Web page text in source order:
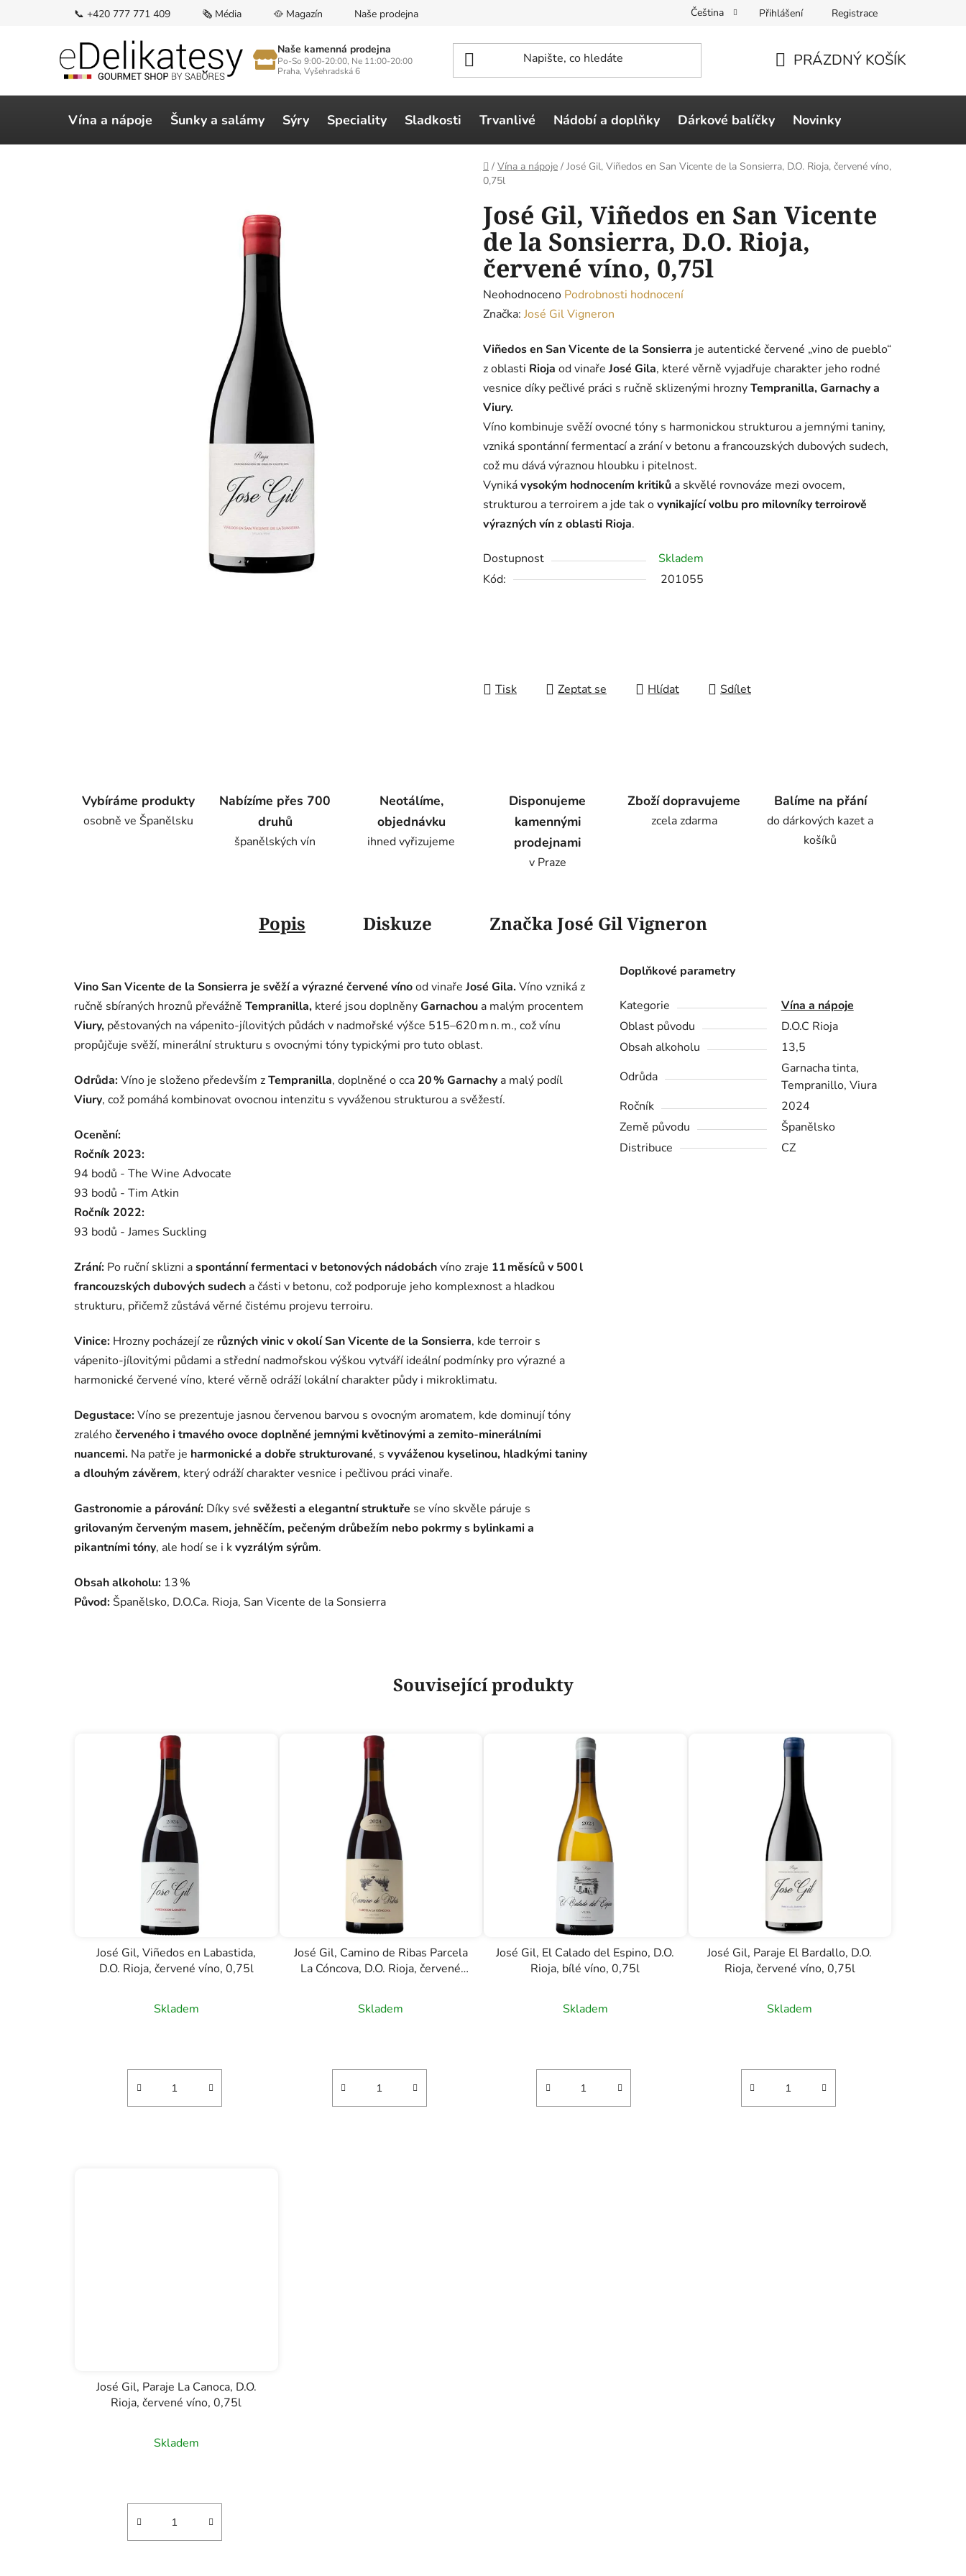
📞 +420 777 771 409 🗞️ Média 🥘 Magazín Naše prodejna Čeština Přihlášení Registrace
Naše kamenná prodejna
Po-So 9:00-20:00, Ne 11:00-20:00
Praha, Vyšehradská 6
KOŠÍK
PRÁZDNÝ KOŠÍK
Vína a nápoje Šunky a salámy Sýry Speciality Sladkosti Trvanlivé Nádobí a doplňky Dárkové balíčky Novinky
Domů
/ Vína a nápoje / José Gil, Viñedos en San Vicente de la Sonsierra, D.O. Rioja, červené víno,
0,75l
José Gil, Viñedos en San Vicente
de la Sonsierra, D.O. Rioja,
červené víno, 0,75l
Průměrné
hodnocení
je
0,0
z
5
hvězdiček.
Neohodnoceno Podrobnosti hodnocení
Značka: José Gil Vigneron
Viñedos en San Vicente de la Sonsierra je autentické červené „vino de pueblo“
z oblasti Rioja od vinaře José Gila, které věrně vyjadřuje charakter jeho rodné
vesnice díky pečlivé práci s ručně sklizenými hroznyTempranilla, Garnachy a
Viury.
Víno kombinuje svěží ovocné tóny s harmonickou strukturou a jemnými taniny,
vzniká spontánní fermentací a zrání v betonu a francouzských dubových sudech,
což mu dává výraznou hloubku i pitelnost.
Vynikávysokým hodnocením kritiků a skvělé rovnováze mezi ovocem,
strukturou a terroirem a jde tak ovynikající volbu pro milovníky terroirově
výrazných vín z oblasti Rioja.
Dostupnost
Skladem
Kód:
201055
Tisk Zeptat se Hlídat Sdílet
Vybíráme produkty
osobně ve Španělsku
Nabízíme přes 700
druhů
španělských vín
Neotálíme,
objednávku
ihned vyřizujeme
Disponujeme
kamennými
prodejnami
v Praze
Zboží dopravujeme
zcela zdarma
Balíme na přání
do dárkových kazet a
košíků
Popis Diskuze ZnačkaJosé Gil Vigneron
Vino San Vicente de la Sonsierra je svěží a výrazné červené vínood vinaře José Gila. Víno vzniká z
ručně sbíraných hroznů převážně Tempranilla, které jsou doplněnyGarnachou a malým procentem
Viury, pěstovaných na vápenito‑jílovitých půdách v nadmořské výšce 515–620 m n. m., což vínu
propůjčuje svěží, minerální strukturu s ovocnými tóny typickými pro tuto oblast.
Odrůda:Víno je složeno především zTempranilla, doplněné o cca 20 % Garnachy a malý podíl
Viury, což pomáhá kombinovat ovocnou intenzitu s vyváženou strukturou a svěžestí.
Ocenění:
Ročník 2023:
94 bodů - The Wine Advocate
93 bodů - Tim Atkin
Ročník 2022:
93 bodů - James Suckling
Zrání: Po ruční sklizni aspontánní fermentaci v betonových nádobáchvíno zraje 11 měsíců v 500 l
francouzských dubových sudech a části v betonu, což podporuje jeho komplexnost a hladkou
strukturu, přičemž zůstává věrné čistému projevu terroiru.
Vinice: Hrozny pocházejí ze různých vinic v okolí San Vicente de la Sonsierra, kde terroir s
vápenito‑jílovitými půdami a střední nadmořskou výškou vytváří ideální podmínky pro výrazné a
harmonické červené víno, které věrně odráží lokální charakter půdy i mikroklimatu.
Degustace:Víno se prezentuje jasnou červenou barvou s ovocným aromatem, kde dominují tóny
zraléhočerveného i tmavého ovoce doplněné jemnými květinovými a zemito‑minerálními
nuancemi. Na patře je harmonické a dobře strukturované, s vyváženou kyselinou, hladkými taniny
a dlouhým závěrem, který odráží charakter vesnice i pečlivou práci vinaře.
Gastronomie a párování: Díky své svěžesti a elegantní struktuře se víno skvěle páruje s
grilovaným červeným masem, jehněčím, pečeným drůbežím nebo pokrmy s bylinkami a
pikantními tóny, ale hodí se i kvyzrálým sýrům.
Obsah alkoholu: 13 %
Původ:Španělsko, D.O.Ca. Rioja, San Vicente de la Sonsierra
Doplňkové parametry
Kategorie
Vína a nápoje
Oblast původu
D.O.C Rioja
Obsah alkoholu
13,5
Odrůda
Garnacha tinta,
Tempranillo, Viura
Ročník
2024
Země původu
Španělsko
Distribuce
CZ
Související produkty
José Gil, Viñedos en Labastida,
D.O. Rioja, červené víno, 0,75l
Skladem
José Gil, Camino de Ribas Parcela
La Cóncova, D.O. Rioja, červené
Skladem
José Gil, El Calado del Espino, D.O.
Rioja, bílé víno, 0,75l
Skladem
José Gil, Paraje El Bardallo, D.O.
Rioja, červené víno, 0,75l
Skladem
José Gil, Paraje La Canoca, D.O.
Rioja, červené víno, 0,75l
Skladem